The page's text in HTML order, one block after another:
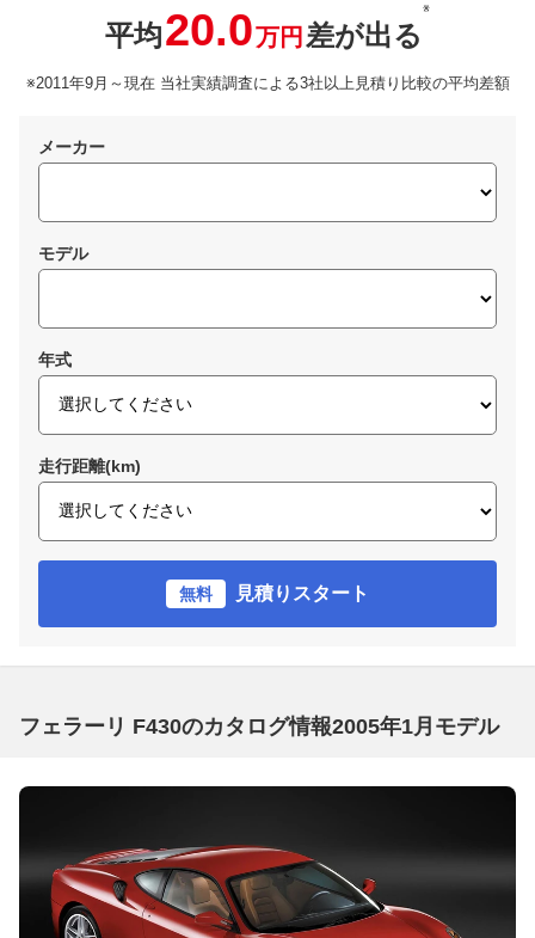
平均20.0万円 差が出る
※
※2011年9月～現在 当社実績調査による3社以上見積り比較の平均差額
メーカー
モデル
年式
走行距離(km)
無料 見積りスタート
フェラーリ F430のカタログ情報2005年1月モデル